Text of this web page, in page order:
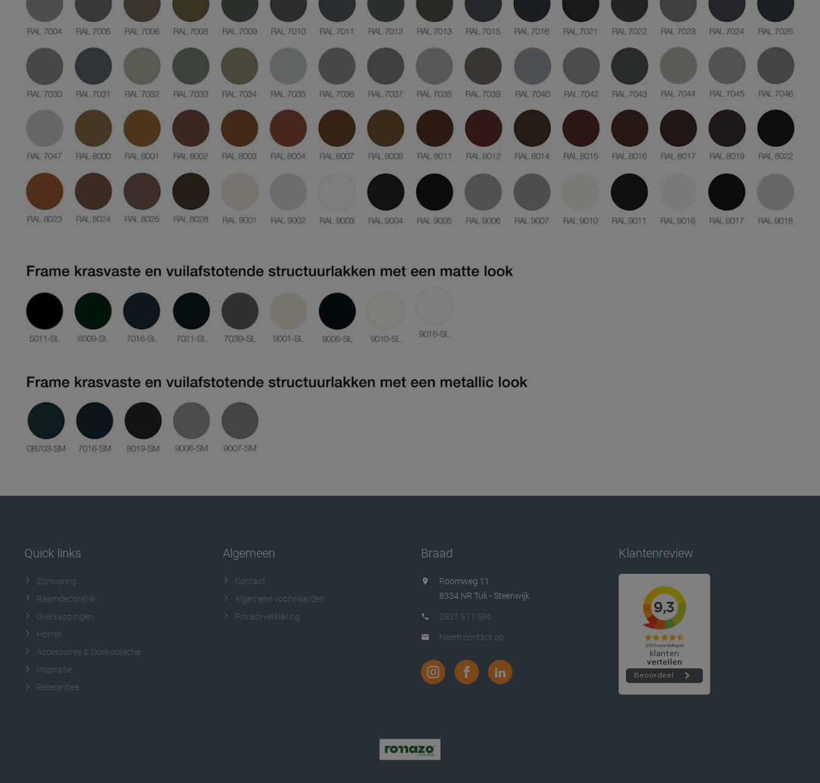
Quick links
Zonwering
Raamdecoratie
Overkappingen
Horren
Accessoires & Doekcollectie
Inspiratie
Referenties
Algemeen
Contact
Algemene voorwaarden
Privacyverklaring
Braad
Roomweg 11
8334 NR Tuk - Steenwijk
0521 511 596
Neem contact op
Klantenreview